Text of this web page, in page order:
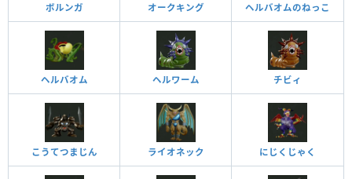
ボルンガ オークキング ヘルバオムのねっこ
ヘルバオム ヘルワーム チビィ
こうてつまじん ライオネック にじくじゃく